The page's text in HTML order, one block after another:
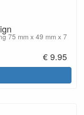
75 mm x 49 mm x 7
€ 9.95